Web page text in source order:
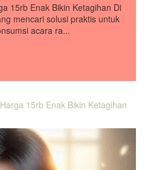
15rb Enak Bikin Ketagihan Di
mencari solusi praktis untuk
acara ra...
15rb Enak Bikin Ketagihan